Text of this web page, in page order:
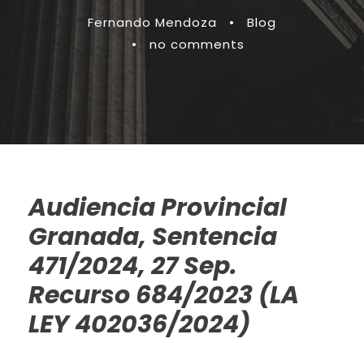
Fernando Mendoza •
Blog
•
no comments
Audiencia Provincial
Granada, Sentencia
471/2024, 27 Sep.
Recurso 684/2023 (LA
LEY 402036/2024)